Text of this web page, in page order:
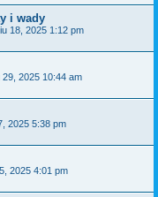
i wady
18, 2025 1:12 pm
29, 2025 10:44 am
2025 5:38 pm
2025 4:01 pm